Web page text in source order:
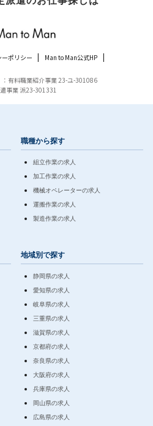
ポリシー Man to Man公式HP
有料職業紹介事業 23-ユ-301086
事業 派23-301331
職種から探す
組立作業の求人
加工作業の求人
機械オペレーターの求人
運搬作業の求人
製造作業の求人
地域別で探す
静岡県の求人
愛知県の求人
岐阜県の求人
三重県の求人
滋賀県の求人
京都府の求人
奈良県の求人
大阪府の求人
兵庫県の求人
岡山県の求人
広島県の求人